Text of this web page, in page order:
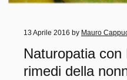
13 Aprile 2016 by Mauro
Naturopatia
rimedi della